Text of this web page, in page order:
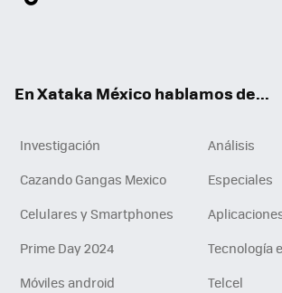
En Xataka México hablamos de...
Investigación
Análisis
Cazando Gangas Mexico
Especiales
Celulares y Smartphones
Prime Day 2024
Tecnología
Móviles android
Telcel